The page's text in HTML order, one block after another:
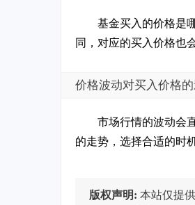
基金买入的价格是
同，对应的买入价格也
价格波动对买入价格
市场行情的波动会
的走势，选择合适的时
版权声明: 本站仅提